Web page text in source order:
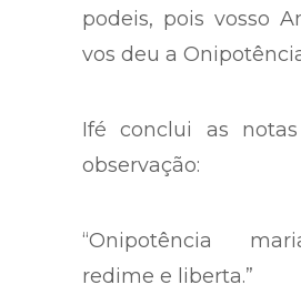
podeis, pois vosso
vos deu a
Ifé conclui as
observação:
“Onipotência
redime e liberta.”